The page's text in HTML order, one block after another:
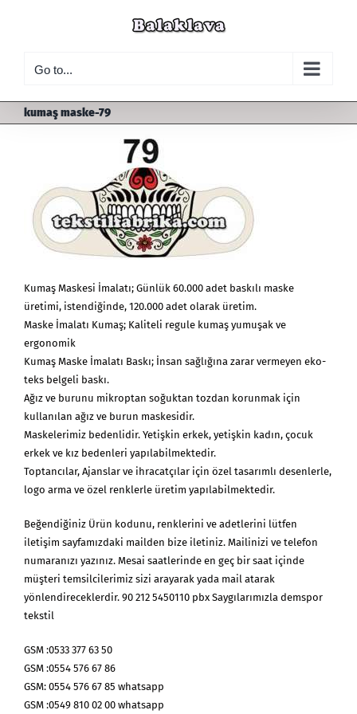
Go to...
kumaş maske-79
Kumaş Maskesi İmalatı; Günlük 60.000 adet baskılı maske
üretimi, istendiğinde, 120.000 adet olarak üretim.
Maske İmalatı Kumaş; Kaliteli regule kumaş yumuşak ve
ergonomik
Kumaş Maske İmalatı Baskı; İnsan sağlığına zarar vermeyen eko-
teks belgeli baskı.
Ağız ve burunu mikroptan soğuktan tozdan korunmak için
kullanılan ağız ve burun maskesidir.
Maskelerimiz bedenlidir. Yetişkin erkek, yetişkin kadın, çocuk
erkek ve kız bedenleri yapılabilmektedir.
Toptancılar, Ajanslar ve ihracatçılar için özel tasarımlı desenlerle,
logo arma ve özel renklerle üretim yapılabilmektedir.
Beğendiğiniz Ürün kodunu, renklerini ve adetlerini lütfen
iletişim sayfamızdaki mailden bize iletiniz. Mailinizi ve telefon
numaranızı yazınız. Mesai saatlerinde en geç bir saat içinde
müşteri temsilcilerimiz sizi arayarak yada mail atarak
yönlendireceklerdir. 90 212 5450110 pbx Saygılarımızla demspor
tekstil
GSM :0533 377 63 50
GSM :0554 576 67 86
GSM: 0554 576 67 85 whatsapp
GSM :0549 810 02 00 whatsapp